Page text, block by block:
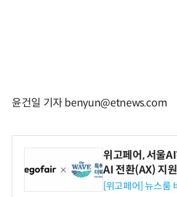
윤건일 기자 benyun@etnews.com
위고페어, 서울
AI 전환(AX) 지
시엄 선정
[위고페어] 뉴스룸